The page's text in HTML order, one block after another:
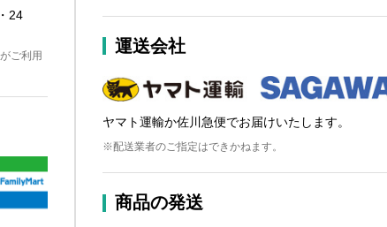
24
ご利用
運送会社
ヤマト運輸か佐川急便でお届けいたします。
※配送業者のご指定はできかねます。
商品の発送